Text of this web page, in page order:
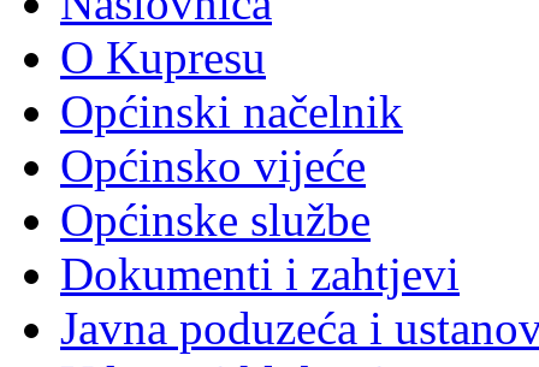
O Kupresu
Općinski načelnik
Općinsko vijeće
Općinske službe
Dokumenti i zahtjevi
Javna poduzeća i